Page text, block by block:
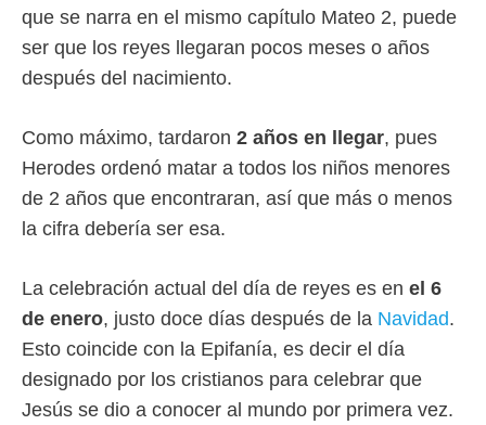
que se narra en el mismo capítulo Mateo 2, puede
ser que los reyes llegaran pocos meses o años
después del nacimiento.
Como máximo, tardaron 2 años en llegar, pues
Herodes ordenó matar a todos los niños menores
de 2 años que encontraran, así que más o menos
la cifra debería ser esa.
La celebración actual del día de reyes es en el 6
de enero, justo doce días después de la Navidad.
Esto coincide con la Epifanía, es decir el día
designado por los cristianos para celebrar que
Jesús se dio a conocer al mundo por primera vez.